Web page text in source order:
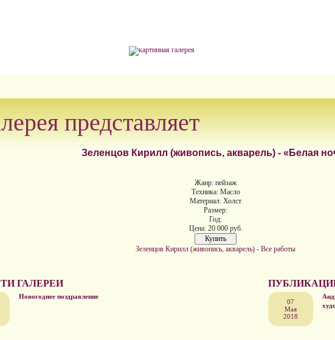
представляет
Зеленцов Кирилл (живопись, акварель) - «Белая
Жанр: пейзаж
Техника: Масло
Материал: Холст
Размер:
Год:
Цена: 20 000 руб.
Зеленцов Кирилл (живопись, акварель) - Все работы
ГАЛЕРЕИ
Новогоднее поздравление
07
Мая
2018